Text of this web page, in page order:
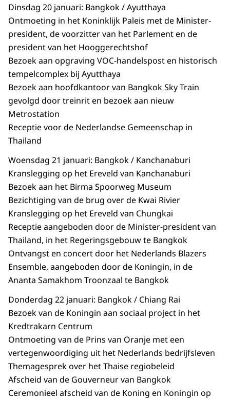
Dinsdag 20 januari: Bangkok / Ayutthaya
Ontmoeting in het Koninklijk Paleis met de Minister-
president, de voorzitter van het Parlement en de
president van het Hooggerechtshof
Bezoek aan opgraving VOC-handelspost en historisch
tempelcomplex bij Ayutthaya
Bezoek aan hoofdkantoor van Bangkok Sky Train
gevolgd door treinrit en bezoek aan nieuw
Metrostation
Receptie voor de Nederlandse Gemeenschap in
Thailand
Woensdag 21 januari: Bangkok / Kanchanaburi
Kranslegging op het Ereveld van Kanchanaburi
Bezoek aan het Birma Spoorweg Museum
Bezichtiging van de brug over de Kwai Rivier
Kranslegging op het Ereveld van Chungkai
Receptie aangeboden door de Minister-president van
Thailand, in het Regeringsgebouw te Bangkok
Ontvangst en concert door het Nederlands Blazers
Ensemble, aangeboden door de Koningin, in de
Ananta Samakhom Troonzaal te Bangkok
Donderdag 22 januari: Bangkok / Chiang Rai
Bezoek van de Koningin aan sociaal project in het
Kredtrakarn Centrum
Ontmoeting van de Prins van Oranje met een
vertegenwoordiging uit het Nederlands bedrijfsleven
Themagesprek over het Thaise regiobeleid
Afscheid van de Gouverneur van Bangkok
Ceremonieel afscheid van de Koning en Koningin op